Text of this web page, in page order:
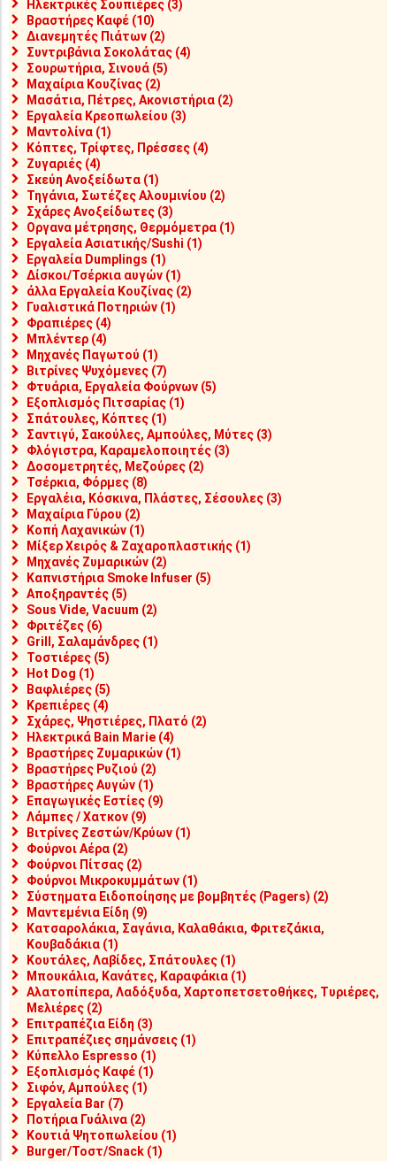
Ηλεκτρικές Σουπιέρες (3)
Βραστήρες Καφέ (10)
Διανεμητές Πιάτων (2)
Συντριβάνια Σοκολάτας (4)
Σουρωτήρια, Σινουά (5)
Μαχαίρια Κουζίνας (2)
Μασάτια, Πέτρες, Ακονιστήρια (2)
Εργαλεία Κρεοπωλείου (3)
Μαντολίνα (1)
Κόπτες, Τρίφτες, Πρέσσες (4)
Ζυγαριές (4)
Σκεύη Ανοξείδωτα (1)
Τηγάνια, Σωτέζες Αλουμινίου (2)
Σχάρες Ανοξείδωτες (3)
Οργανα μέτρησης, Θερμόμετρα (1)
Εργαλεία Ασιατικής/Sushi (1)
Εργαλεία Dumplings (1)
Δίσκοι/Τσέρκια αυγών (1)
άλλα Εργαλεία Κουζίνας (2)
Γυαλιστικά Ποτηριών (1)
Φραπιέρες (4)
Μπλέντερ (4)
Μηχανές Παγωτού (1)
Βιτρίνες Ψυχόμενες (7)
Φτυάρια, Εργαλεία Φούρνων (5)
Εξοπλισμός Πιτσαρίας (1)
Σπάτουλες, Κόπτες (1)
Σαντιγύ, Σακούλες, Αμπούλες, Μύτες (3)
Φλόγιστρα, Καραμελοποιητές (3)
Δοσομετρητές, Μεζούρες (2)
Τσέρκια, Φόρμες (8)
Εργαλέια, Κόσκινα, Πλάστες, Σέσουλες (3)
Μαχαίρια Γύρου (2)
Κοπή Λαχανικών (1)
Μίξερ Χειρός & Ζαχαροπλαστικής (1)
Μηχανές Ζυμαρικών (2)
Καπνιστήρια Smoke Infuser (5)
Αποξηραντές (5)
Sous Vide, Vacuum (2)
Φριτέζες (6)
Grill, Σαλαμάνδρες (1)
Τοστιέρες (5)
Hot Dog (1)
Βαφλιέρες (5)
Κρεπιέρες (4)
Σχάρες, Ψηστιέρες, Πλατό (2)
Ηλεκτρικά Bain Marie (4)
Βραστήρες Ζυμαρικών (1)
Βραστήρες Ρυζιού (2)
Βραστήρες Αυγών (1)
Επαγωγικές Εστίες (9)
Λάμπες / Χατκον (9)
Βιτρίνες Ζεστών/Κρύων (1)
Φούρνοι Αέρα (2)
Φούρνοι Πίτσας (2)
Φούρνοι Μικροκυμμάτων (1)
Σύστηματα Ειδοποίησης με βομβητές (Pagers) (2)
Μαντεμένια Είδη (9)
Κατσαρολάκια, Σαγάνια, Καλαθάκια, Φριτεζάκια,
Κουβαδάκια (1)
Κουτάλες, Λαβίδες, Σπάτουλες (1)
Μπουκάλια, Κανάτες, Καραφάκια (1)
Αλατοπίπερα, Λαδόξυδα, Χαρτοπετσετοθήκες, Τυριέρες,
Μελιέρες (2)
Επιτραπέζια Είδη (3)
Επιτραπέζιες σημάνσεις (1)
Κύπελλο Espresso (1)
Εξοπλισμός Καφέ (1)
Σιφόν, Αμπούλες (1)
Εργαλεία Bar (7)
Ποτήρια Γυάλινα (2)
Κουτιά Ψητοπωλείου (1)
Burger/Τοστ/Snack (1)